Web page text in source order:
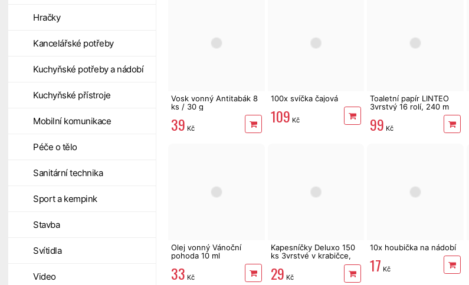
Hračky
Kancelářské potřeby
Kuchyňské potřeby a nádobí
Kuchyňské přístroje
Mobilní komunikace
Péče o tělo
Sanitární technika
Sport a kempink
Stavba
Svítidla
Video
Vosk vonný Antitabák 8
ks / 30 g
39 Kč
100x svíčka čajová
109 Kč
Toaletní papír LINTEO
3vrstvý 16 rolí, 240 m
99 Kč
Olej vonný Vánoční
pohoda 10 ml
33 Kč
Kapesníčky Deluxo 150
ks 3vrstvé v krabičce,
29 Kč
10x houbička na nádobí
17 Kč